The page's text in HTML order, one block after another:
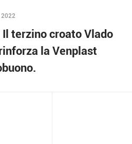
2022
Il terzino croato Vlado
la Venplast